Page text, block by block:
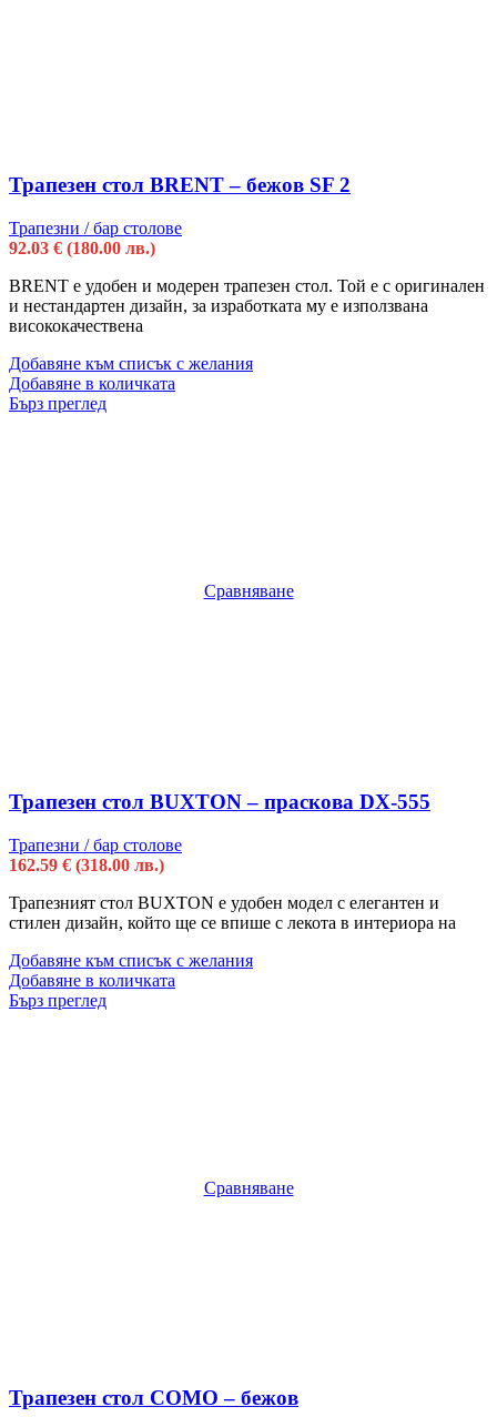
Трапезен стол BRENT – бежов SF 2
Трапезни / бар столове
92.03 € (180.00 лв.)
BRENT e удобен и модерен трапезен стол. Той е с оригинален
и нестандартен дизайн, за изработката му е използвана
висококачествена
Добавяне към списък с желания
Добавяне в количката
Бърз преглед
Сравняване
Трапезен стол BUXTON – праскова DX-555
Трапезни / бар столове
162.59 € (318.00 лв.)
Трапезният стол BUXTON е удобен модел с елегантен и
стилен дизайн, който ще се впише с лекота в интериора на
Добавяне към списък с желания
Добавяне в количката
Бърз преглед
Сравняване
Трапезен стол COMO – бежов